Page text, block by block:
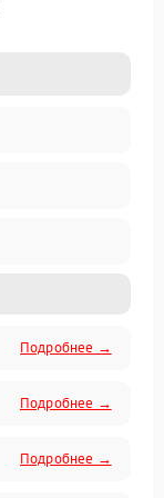
Подробнее →
Подробнее →
Подробнее →